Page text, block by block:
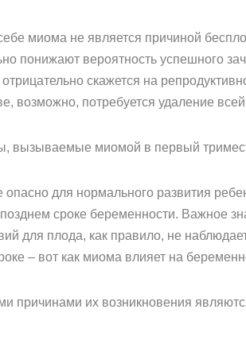
миома не является причиной
понижают вероятность успешного
скажется на
возможно, потребуется удаление
вызываемые миомой в первый
опасно для нормального развития
сроке беременности. Важное
для плода, как правило, не
– вот как миома влияет на
причинами их возникновения